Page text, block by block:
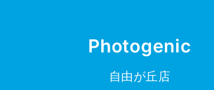
Photogenic
自由が丘店